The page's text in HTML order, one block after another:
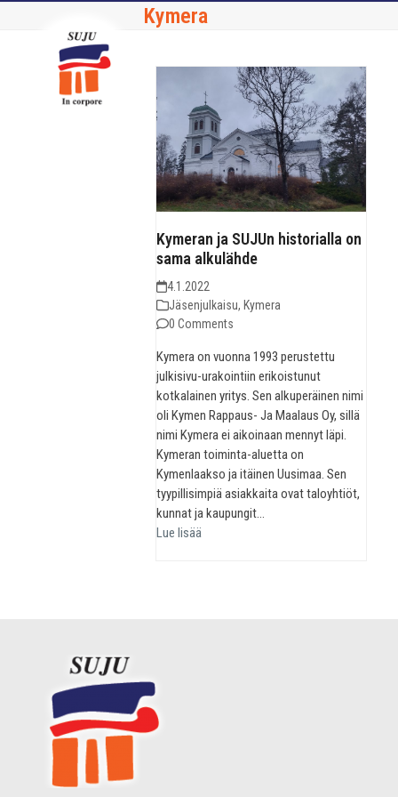
mobile
menu
mobile
menu
Kymera
Kymeran ja SUJUn historialla on
sama alkulähde
4.1.2022
Jäsenjulkaisu, Kymera
0 Comments
Kymera on vuonna 1993 perustettu
julkisivu-urakointiin erikoistunut
kotkalainen yritys. Sen alkuperäinen nimi
oli Kymen Rappaus- Ja Maalaus Oy, sillä
nimi Kymera ei aikoinaan mennyt läpi.
Kymeran toiminta-aluetta on
Kymenlaakso ja itäinen Uusimaa. Sen
tyypillisimpiä asiakkaita ovat taloyhtiöt,
kunnat ja kaupungit…
Lue lisää